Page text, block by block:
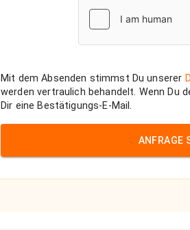
Mit dem Absenden stimmst Du unserer
werden vertraulich behandelt. Wenn Du
Dir eine Bestätigungs-E-Mail.
ANFRAGE